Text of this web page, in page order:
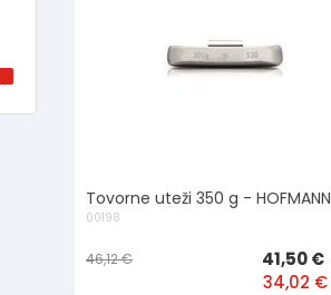
Tovorne uteži 350 g - HOFMANN
00198
46,12 €
41,50 €
34,02 €